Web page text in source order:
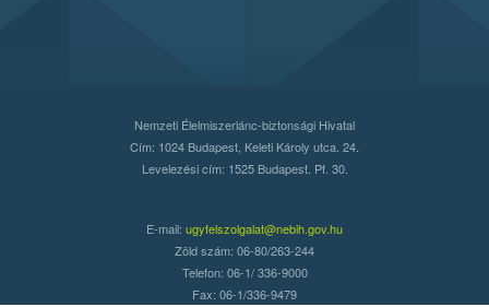
Nemzeti Élelmiszerlánc-biztonsági Hivatal
Cím: 1024 Budapest, Keleti Károly utca. 24.
Levelezési cím: 1525 Budapest. Pf. 30.
E-mail: ugyfelszolgalat@nebih.gov.hu
Zöld szám: 06-80/263-244
Telefon: 06-1/ 336-9000
Fax: 06-1/336-9479